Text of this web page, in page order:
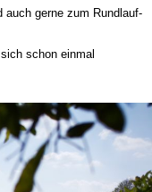
auch gerne zum Rundlauf-
schon einmal